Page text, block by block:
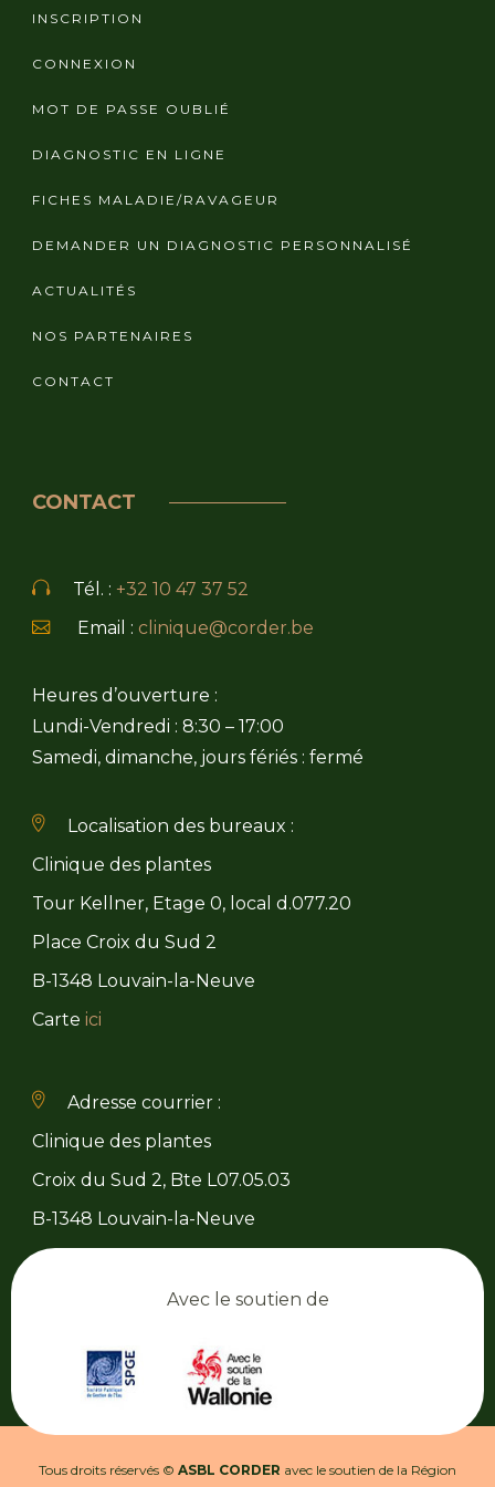
INSCRIPTION
CONNEXION
MOT DE PASSE OUBLIÉ
DIAGNOSTIC EN LIGNE
FICHES MALADIE/RAVAGEUR
DEMANDER UN DIAGNOSTIC PERSONNALISÉ
ACTUALITÉS
NOS PARTENAIRES
CONTACT
CONTACT
Tél. : +32 10 47 37 52
Email : clinique@corder.be
Heures d’ouverture :
Lundi-Vendredi : 8:30 – 17:00
Samedi, dimanche, jours fériés : fermé
Localisation des bureaux :
Clinique des plantes
Tour Kellner, Etage 0, local d.077.20
Place Croix du Sud 2
B-1348 Louvain-la-Neuve
Carte ici
Adresse courrier :
Clinique des plantes
Croix du Sud 2, Bte L07.05.03
B-1348 Louvain-la-Neuve
Avec le soutien de
Tous droits réservés © ASBL CORDER avec le soutien de la Région